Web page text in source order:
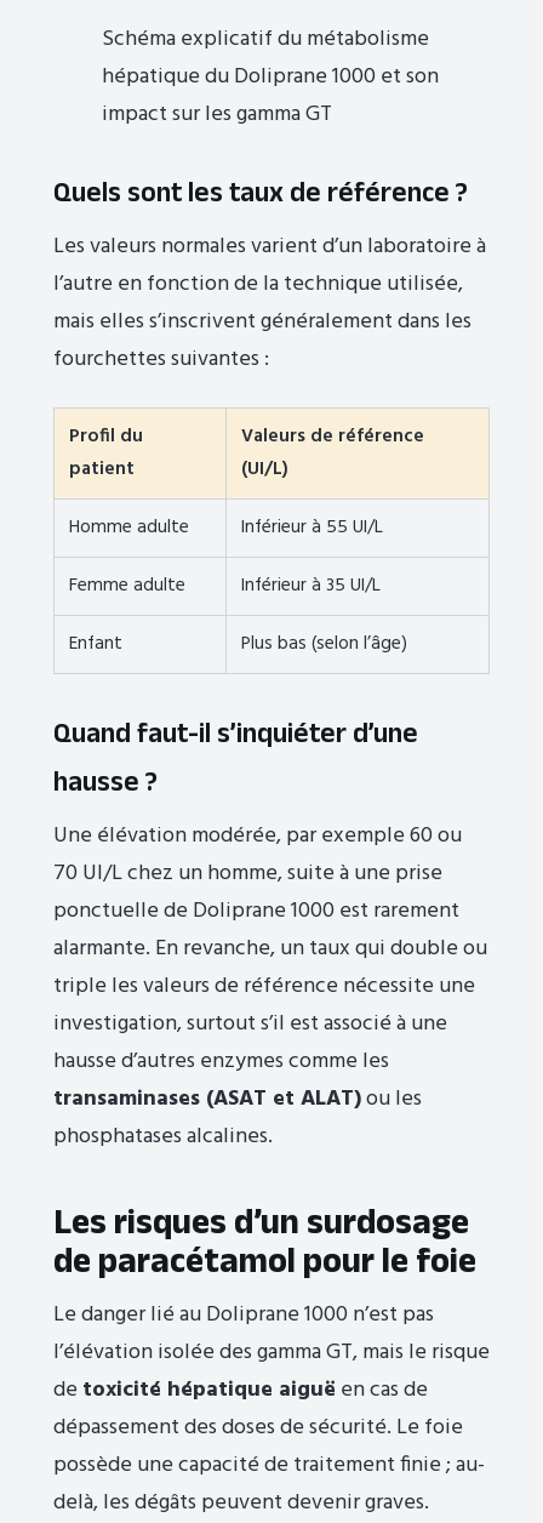
Schéma explicatif du métabolisme
hépatique du Doliprane 1000 et son
impact sur les gamma GT
Quels sont les taux de référence ?
Les valeurs normales varient d’un laboratoire à
l’autre en fonction de la technique utilisée,
mais elles s’inscrivent généralement dans les
fourchettes suivantes :
Profil du
patient
Valeurs de référence
(UI/L)
Homme adulte
Inférieur à 55 UI/L
Femme adulte
Inférieur à 35 UI/L
Enfant
Plus bas (selon l’âge)
Quand faut-il s’inquiéter d’une
hausse ?
Une élévation modérée, par exemple 60 ou
70 UI/L chez un homme, suite à une prise
ponctuelle de Doliprane 1000 est rarement
alarmante. En revanche, un taux qui double ou
triple les valeurs de référence nécessite une
investigation, surtout s’il est associé à une
hausse d’autres enzymes comme les
transaminases (ASAT et ALAT)ou les
phosphatases alcalines.
Les risques d’un surdosage
de paracétamol pour le foie
Le danger lié au Doliprane 1000 n’est pas
l’élévation isolée des gamma GT, mais le risque
de toxicité hépatique aiguë en cas de
dépassement des doses de sécurité. Le foie
possède une capacité de traitement finie ; au-
delà, les dégâts peuvent devenir graves.